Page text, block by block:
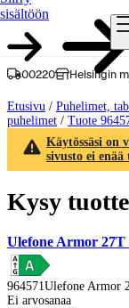
sisältöön
00220 Helsingin
Etusivu / Puhelimet,
puhelimet / Tuote
Käytössäsi on
sivusto ei
Kysy
Ulefone Armor 27T
964571 Ulefone Armor
Ei arvosanaa